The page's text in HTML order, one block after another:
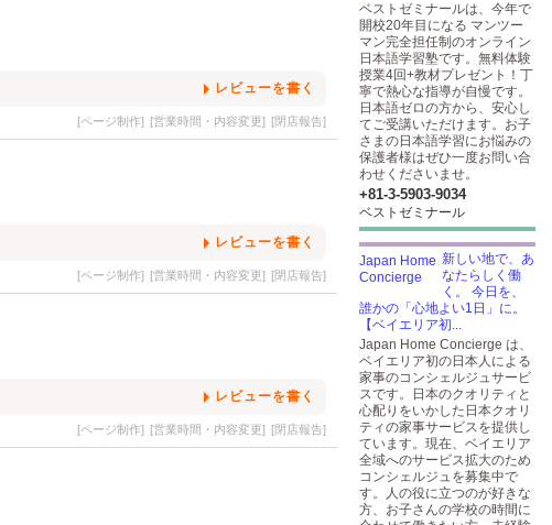
レビューを書く
[ページ制作] [営業時間・内容変更] [閉店報告]
レビューを書く
[ページ制作] [営業時間・内容変更] [閉店報告]
レビューを書く
[ページ制作] [営業時間・内容変更] [閉店報告]
ベストゼミナールは、今年で
開校20年目になる マンツー
マン完全担任制のオンライン
日本語学習塾です。無料体験
授業4回+教材プレゼント！丁
寧で熱心な指導が自慢です。
日本語ゼロの方から、安心し
てご受講いただけます。お子
さまの日本語学習にお悩みの
保護者様はぜひ一度お問い合
わせくださいませ。
+81-3-5903​-9034
ベストゼミナール
新しい地で、あ
なたらしく働
く。 今日を、
誰かの「心地よい1日」に。
【ベイエリア初...
Japan Home Concierge は、
ベイエリア初の日本人による
家事のコンシェルジュサービ
スです。日本のクオリティと
心配りをいかした日本クオリ
ティの家事サービスを提供し
ています。現在、ベイエリア
全域へのサービス拡大のため
コンシェルジュを募集中で
す。人の役に立つのが好きな
方、お子さんの学校の時間に